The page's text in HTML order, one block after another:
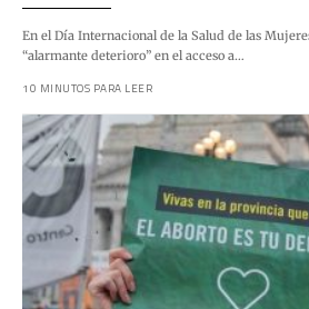
En el Día Internacional de la Salud de las
“alarmante deterioro” en el acceso a…
10 MINUTOS PARA LEER